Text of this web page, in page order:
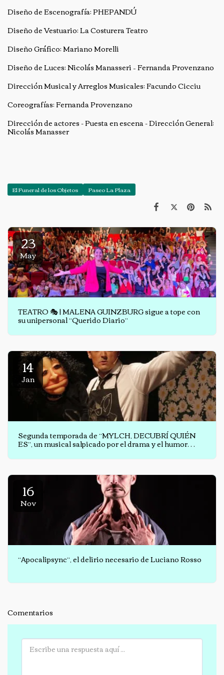
Diseño de Escenografía: PHEPANDÚ
Diseño de Vestuario: La Costurera Teatro
Diseño Gráfico: Mariano Morelli
Diseño de Luces: Nicolás Manasseri – Fernanda Provenzano
Dirección Musical y Arreglos Musicales: Facundo Cicciu
Coreografías: Fernanda Provenzano
Dirección de actores - Puesta en escena - Dirección General:
Nicolás Manasser
El Funeral de los Objetos Paseo La Plaza
23
May
TEATRO 🎭 | MALENA GUINZBURG sigue a tope con
su unipersonal “Querido Diario”
14
Jan
Segunda temporada de “MYLCH, DECUBRÍ QUIÉN
ES”, un musical salpicado por el drama y el humor
16
Nov
“Apocalipsync”, el delirio necesario de Luciano Rosso
Comentarios